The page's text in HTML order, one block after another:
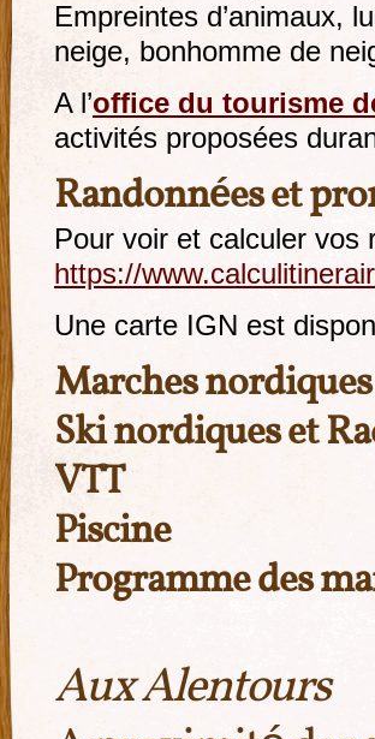
Empreintes d’animaux,
neige, bonhomme de
A l’office du tourisme
activités proposées
Randonnées et
Pour voir et calculer vos
https://
Une carte IGN est
Marches nordiques
Ski nordiques et
VTT
Piscine
Programme des
Aux Alentours